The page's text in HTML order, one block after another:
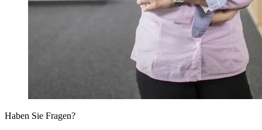
Haben Sie Fragen?